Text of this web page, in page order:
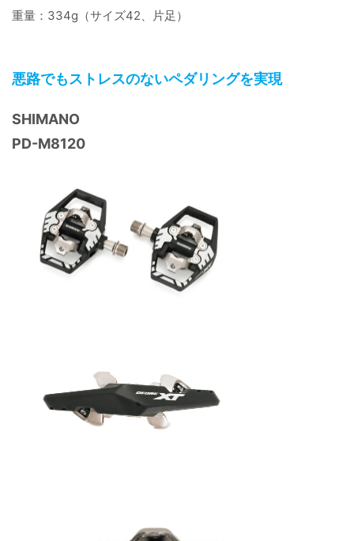
重量：334g（サイズ42、片足）
悪路でもストレスのないペダリングを実現
SHIMANO
PD-M8120